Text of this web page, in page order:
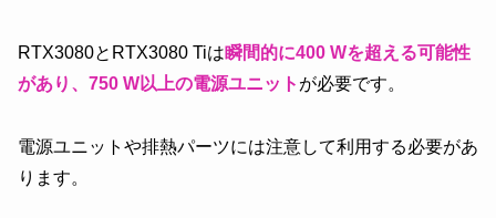
RTX3080とRTX3080 Tiは瞬間的に400 Wを超える可能性
があり、750 W以上の電源ユニット が必要です。
電源ユニットや排熱パーツには注意して利用する必要があ
ります。